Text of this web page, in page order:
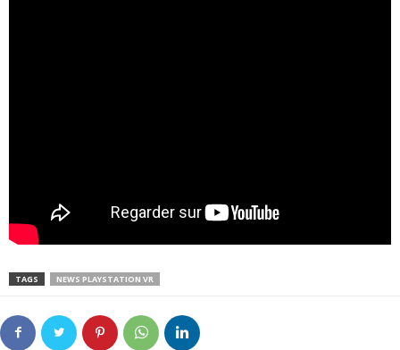
TAGS NEWS PLAYSTATION VR